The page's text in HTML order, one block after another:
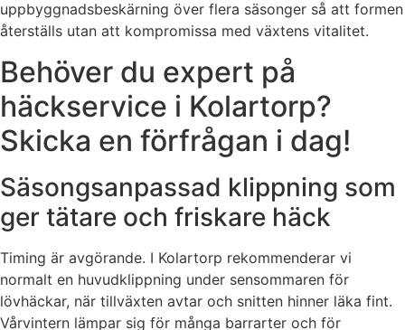
uppbyggnadsbeskärning över flera säsonger så att formen
återställs utan att kompromissa med växtens vitalitet.
Behöver du expert på
häckservice i Kolartorp?
Skicka en förfrågan i dag!
Säsongsanpassad klippning som
ger tätare och friskare häck
Timing är avgörande. I Kolartorp rekommenderar vi
normalt en huvudklippning under sensommaren för
lövhäckar, när tillväxten avtar och snitten hinner läka fint.
Vårvintern lämpar sig för många barrarter och för